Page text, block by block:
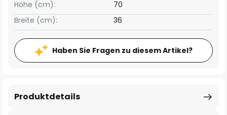
Breite (cm): 36
Höhe (cm): 70
Haben Sie Fragen zu diesem Artikel?
Produktdetails